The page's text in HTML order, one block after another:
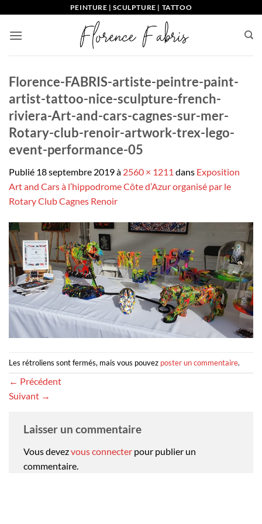
contenu
PEINTURE | SCULPTURE | TATTOO
Florence-FABRIS-artiste-peintre-paint-
artist-tattoo-nice-sculpture-french-
riviera-Art-and-cars-cagnes-sur-mer-
Rotary-club-renoir-artwork-trex-lego-
event-performance-05
Publié 18 septembre 2019à 2560 × 1211 dans Exposition
Art and Cars à l’hippodrome Côte d’Azur organisé par le
Rotary Club Cagnes Renoir
Les rétroliens sont fermés, mais vous pouvez poster un commentaire.
← Précédent
Suivant →
Laisser un commentaire
Vous devezvous connecter pour publier un
commentaire.